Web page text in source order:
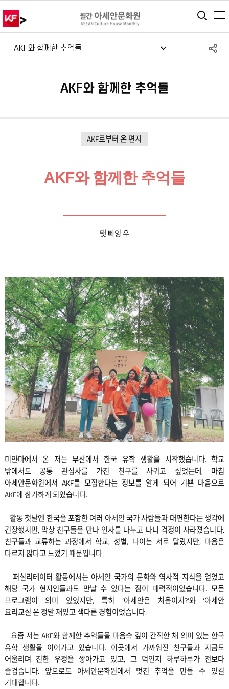
> 통
AKF와 함께한 추억들
AKF와 함께한 추억들
AKF로부터 온 편지
AKF와 함께한 추억들
탯 빠잉 우
미얀마에서 온 저는 부산에서 한국 유학 생활을 시작했습니다. 학교
밖에서도 공통 관심사를 가진 친구를 사귀고 싶었는데, 마침
아세안문화원에서 AKF를 모집한다는 정보를 알게 되어 기쁜 마음으로
AKF에 참가하게 되었습니다.
활동 첫날엔 한국을 포함한 여러 아세안 국가 사람들과 대면한다는 생각에
긴장했지만, 막상 친구들을 만나 인사를 나누고 나니 걱정이 사라졌습니다.
친구들과 교류하는 과정에서 학교, 성별, 나이는 서로 달랐지만, 마음은
다르지 않다고 느꼈기 때문입니다.
퍼실리테이터 활동에서는 아세안 국가의 문화와 역사적 지식을 얻었고
해당 국가 현지인들과도 만날 수 있다는 점이 매력적이었습니다. 모든
프로그램이 의미 있었지만, 특히 ‘아세안은 처음이지?’와 ‘아세안
요리교실’은 정말 재밌고 색다른 경험이었습니다.
요즘 저는 AKF와 함께한 추억들을 마음속 깊이 간직한 채 의미 있는 한국
유학 생활을 이어가고 있습니다. 이곳에서 가까워진 친구들과 지금도
어울리며 진한 우정을 쌓아가고 있고, 그 덕인지 하루하루가 전보다
즐겁습니다. 앞으로도 아세안문화원에서 멋진 추억을 만들 수 있길
기대합니다.